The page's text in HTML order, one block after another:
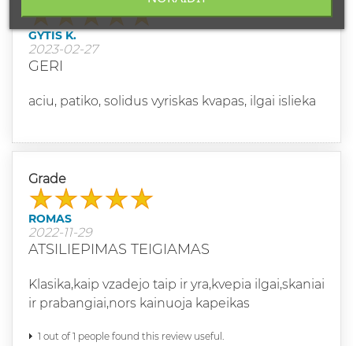
GYTIS K.
2023-02-27
GERI
aciu, patiko, solidus vyriskas kvapas, ilgai islieka
Grade
ROMAS
2022-11-29
ATSILIEPIMAS TEIGIAMAS
Klasika,kaip vzadejo taip ir yra,kvepia ilgai,skaniai
ir prabangiai,nors kainuoja kapeikas
1 out of 1 people found this review useful.